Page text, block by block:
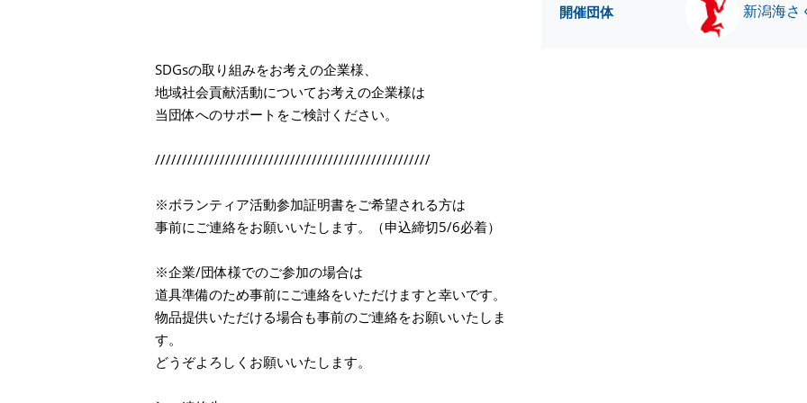
SDGsの取り組みをお考えの企業様、
地域社会貢献活動についてお考えの企業様は
当団体へのサポートをご検討ください。
///////////////////////////////////////////////////
※ボランティア活動参加証明書をご希望される方は
事前にご連絡をお願いいたします。（申込締切5/6必着）
※企業/団体様でのご参加の場合は
道具準備のため事前にご連絡をいただけますと幸いです。
物品提供いただける場合も事前のご連絡をお願いいたしま
す。
どうぞよろしくお願いいたします。
開催団体 新潟海さ